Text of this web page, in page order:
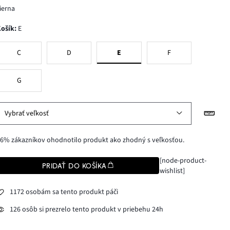
Košík: E
C D E F
G
Vybrať veľkosť
zákazníkov ohodnotilo produkt ako zhodný s veľkosťou.
PRIDAŤ DO KOŠÍKA
[node-product-
wishlist]
1172 osobám sa tento produkt páči
126 osôb si prezrelo tento produkt v priebehu 24h